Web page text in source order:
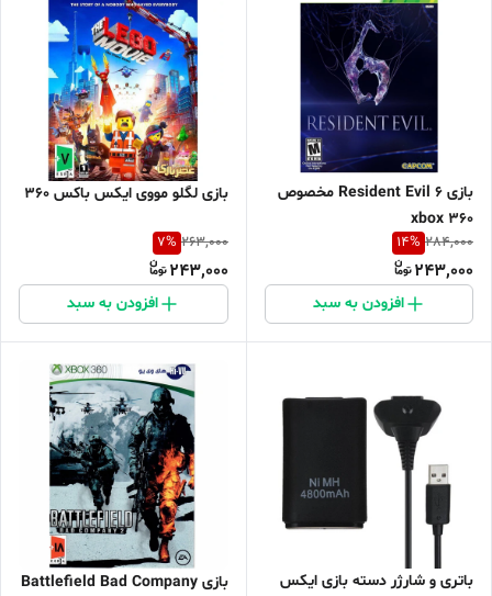
بازی Resident Evil 6 مخصوص
xbox 360
284,000
14%
243,000
افزودن به سبد
بازی لگلو مووی ایکس باکس 360
263,000
7%
243,000
افزودن به سبد
باتری و شارژر دسته بازی ایکس بازی Battlefield Bad Company